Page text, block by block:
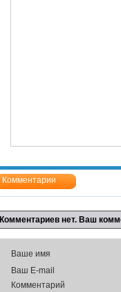
Комментарии
Комментариев нет. Ваш
Ваше имя
Ваш E-mail
Комментарий